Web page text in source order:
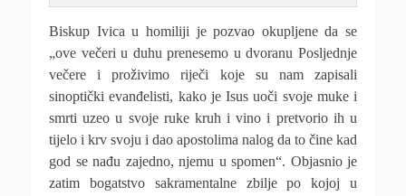
Biskup Ivica u homiliji je pozvao okupljene da se
„ove večeri u duhu prenesemo u dvoranu Posljednje
večere i proživimo riječi koje su nam zapisali
sinoptički evanđelisti, kako je Isus uoči svoje muke i
smrti uzeo u svoje ruke kruh i vino i pretvorio ih u
tijelo i krv svoju i dao apostolima nalog da to čine kad
god se nađu zajedno, njemu u spomen“. Objasnio je
zatim bogatstvo sakramentalne zbilje po kojoj u